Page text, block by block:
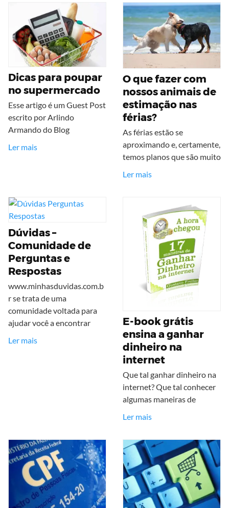
Dicas para poupar
no supermercado
Esse artigo é um Guest Post
escrito por Arlindo
Armando do Blog
Ler mais
O que fazer com
nossos animais de
estimação nas
férias?
As férias estão se
aproximando e, certamente,
temos planos que são muito
Ler mais
Dúvidas –
Comunidade de
Perguntas e
Respostas
www.minhasduvidas.com.b
r se trata de uma
comunidade voltada para
ajudar você a encontrar
Ler mais
E-book grátis
ensina a ganhar
dinheiro na
internet
Que tal ganhar dinheiro na
internet? Que tal conhecer
algumas maneiras de
Ler mais